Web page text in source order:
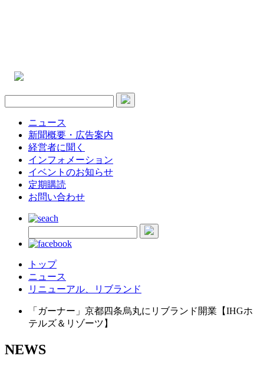
ニュース
新聞概要・広告案内
経営者に聞く
インフォメーション
イベントのお知らせ
定期購読
お問い合わせ
トップ
ニュース
リニューアル、リブランド
「ガーナー」京都四条烏丸にリブランド開業【IHGホ
テルズ＆リゾーツ】
NEWS